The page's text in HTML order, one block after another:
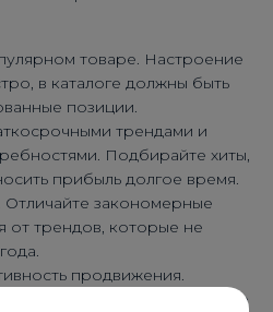
товаре. Настроение
в каталоге должны быть
позиции.
трендами и
Подбирайте хиты,
прибыль долгое время.
Отличайте закономерные
от трендов, которые не
продвижения.
рекламы не всегда говорит о